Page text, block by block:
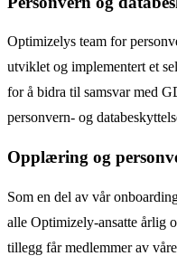
Optimizelys team for
utviklet og implementert et
for å bidra til samsvar med
personvern- og
Opplæring og
Som en del av vår
alle Optimizely-ansatte årlig
tillegg får medlemmer av